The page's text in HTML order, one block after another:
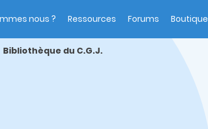
nous ? Ressources Forums Boutique
Bibliothèque du C.G.J.